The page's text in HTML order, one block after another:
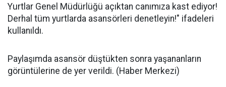
Yurtlar Genel Müdürlüğü açıktan canımıza kast ediyor!
Derhal tüm yurtlarda asansörleri denetleyin!" ifadeleri
kullanıldı.
Paylaşımda asansör düştükten sonra yaşananların
görüntülerine de yer verildi. (Haber Merkezi)